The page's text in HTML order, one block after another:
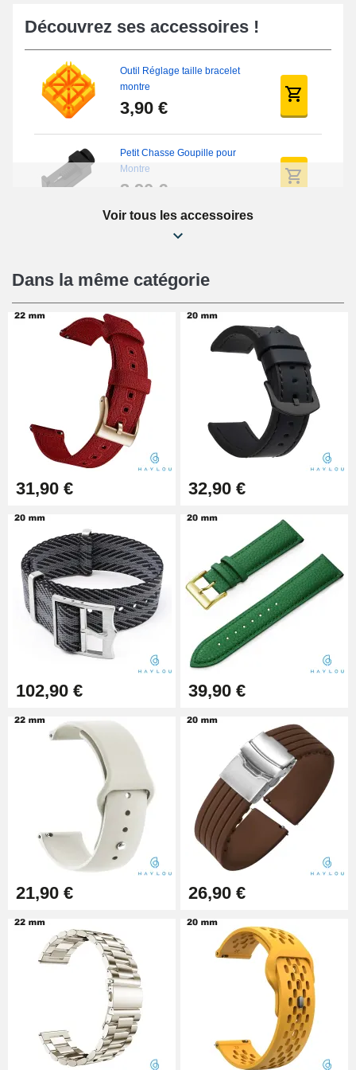
Découvrez ses accessoires !
Outil Réglage taille bracelet
montre
3,90 €
Petit Chasse Goupille pour
Montre
3,90 €
Chasses Goupille Long Montre
19,08 €
Chasse-Goupille Montre
4,90 €
Outil Changement Bracelet
Montre Professionnel
49,92 €
Outil Bracelet Montre pas cher
Kit pour Raccourcir Bracelet
Montre
7,90 €
Kit Réparation Montre Débutant
Pied à Coulisse Numérique
9,90 €
Kit Horlogerie Débutant
26,90 €
Marteau Horloger pour Goupille
Kit pour Réduire Bracelet
Montre Métal
13,90 €
Boîte Pompe Bracelet Montre -
Voir tous les accessoires
Dans la même catégorie
31,90 € 32,90 €
102,90 € 39,90 €
21,90 € 26,90 €